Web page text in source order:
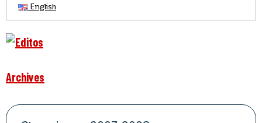
English
Archives